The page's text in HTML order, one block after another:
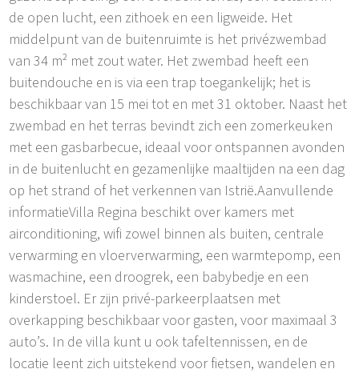
de open lucht, een zithoek en een ligweide. Het
middelpunt van de buitenruimte is het privézwembad
van 34 m² met zout water. Het zwembad heeft een
buitendouche en is via een trap toegankelijk; het is
beschikbaar van 15 mei tot en met 31 oktober. Naast het
zwembad en het terras bevindt zich een zomerkeuken
met een gasbarbecue, ideaal voor ontspannen avonden
in de buitenlucht en gezamenlijke maaltijden na een dag
op het strand of het verkennen van Istrië.Aanvullende
informatieVilla Regina beschikt over kamers met
airconditioning, wifi zowel binnen als buiten, centrale
verwarming en vloerverwarming, een warmtepomp, een
wasmachine, een droogrek, een babybedje en een
kinderstoel. Er zijn privé-parkeerplaatsen met
overkapping beschikbaar voor gasten, voor maximaal 3
auto’s. In de villa kunt u ook tafeltennissen, en de
locatie leent zich uitstekend voor fietsen, wandelen en